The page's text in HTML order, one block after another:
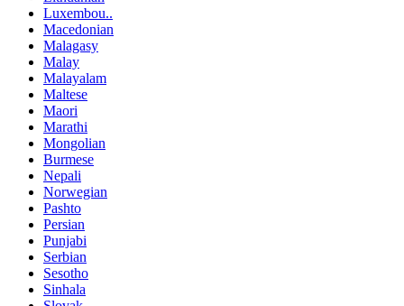
Luxembou..
Macedonian
Malagasy
Malay
Malayalam
Maltese
Maori
Marathi
Mongolian
Burmese
Nepali
Norwegian
Pashto
Persian
Punjabi
Serbian
Sesotho
Sinhala